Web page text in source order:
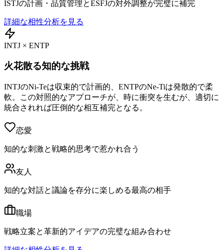
ISTJの計画・品質管理とESFJの対外調整が完璧に補完
詳細な相性分析を見る
INTJ × ENTP
火花散る知的な挑戦
INTJのNi-Teは収束的で計画的、ENTPのNe-Tiは発散的で柔
軟。この対照的なアプローチが、時に衝突を生むが、適切に
統合されれば圧倒的な相互補完となる。
恋愛
知的な刺激と戦略的思考で惹かれ合う
友人
知的な対話と議論を存分に楽しめる最高の相手
職場
戦略立案と革新的アイデアの完璧な組み合わせ